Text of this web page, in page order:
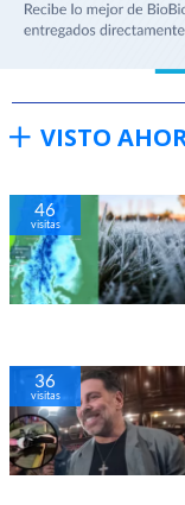
VISTO
46
visitas
36
visitas